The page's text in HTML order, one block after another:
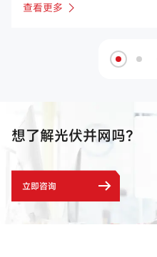
欠压、过压、失压等进行保护
查看更多
想了解光伏并网吗？
立即咨询